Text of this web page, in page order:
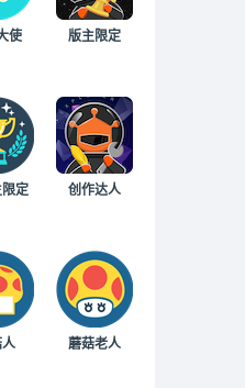
使 版主限定
定 创作达人
蘑菇老人